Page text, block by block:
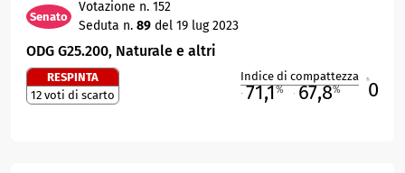
Senato
Votazione n. 152
Seduta n. 89 del 19 lug 2023
ODG G25.200, Naturale e altri
RESPINTA
12 voti di scarto
Indice di compattezza
71,1% 67,8% 0